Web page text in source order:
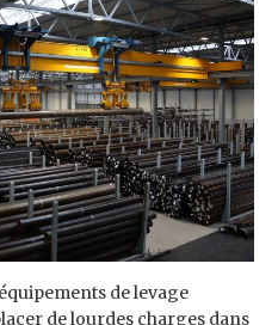
de levage
de lourdes charges dans